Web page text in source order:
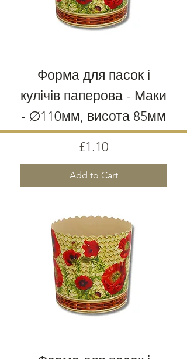
Форма для пасок і
кулічів паперова - Маки
- Ø110мм, висота 85мм
Price
£1.10
Add to Cart